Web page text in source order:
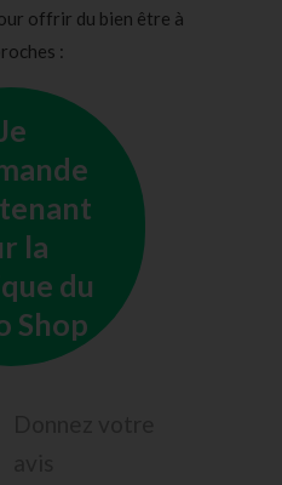
offrir du bien être à
:
la
du
Shop